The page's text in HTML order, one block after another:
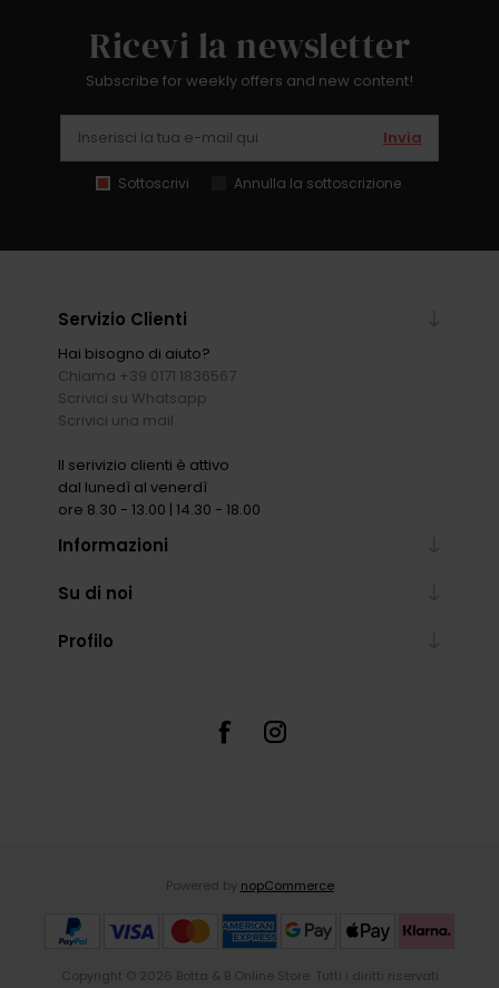
Ricevi la newsletter
Subscribe for weekly offers and new content!
Invia
Sottoscrivi Annulla la sottoscrizione
Servizio Clienti
Hai bisogno di aiuto?
Chiama +39 0171 1836567
Scrivici su Whatsapp
Scrivici una mail
Il serivizio clienti è attivo
dal lunedì al venerdì
ore 8.30 - 13.00 | 14.30 - 18.00
Informazioni
Su di noi
Profilo
Powered by nopCommerce
Copyright © 2026 Botta & B Online Store. Tutti i diritti riservati